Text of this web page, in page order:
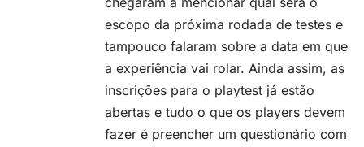
escopo da próxima rodada de testes e
tampouco falaram sobre a data em que
a experiência vai rolar. Ainda assim, as
inscrições para o playtest já estão
abertas e tudo o que os players devem
fazer é preencher um questionário com